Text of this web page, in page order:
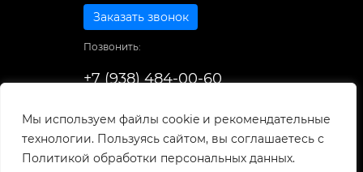
Мы используем файлы cookie и рекомендательные
технологии. Пользуясь сайтом, вы соглашаетесь с
Политикой обработки персональных данных.
Заказать звонок
Позвонить:
+7 (938) 484-00-60
© 1998-2025